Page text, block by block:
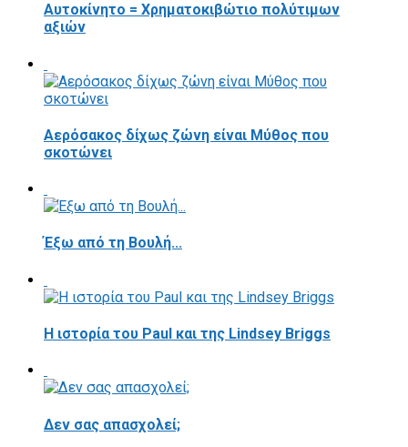
Αυτοκίνητο = Χρηματοκιβώτιο πολύτιμων
αξιών
Αερόσακος δίχως ζώνη είναι Μύθος που
σκοτώνει
Έξω από τη Βουλή...
Η ιστορία του Paul και της Lindsey Briggs
Δεν σας απασχολεί;